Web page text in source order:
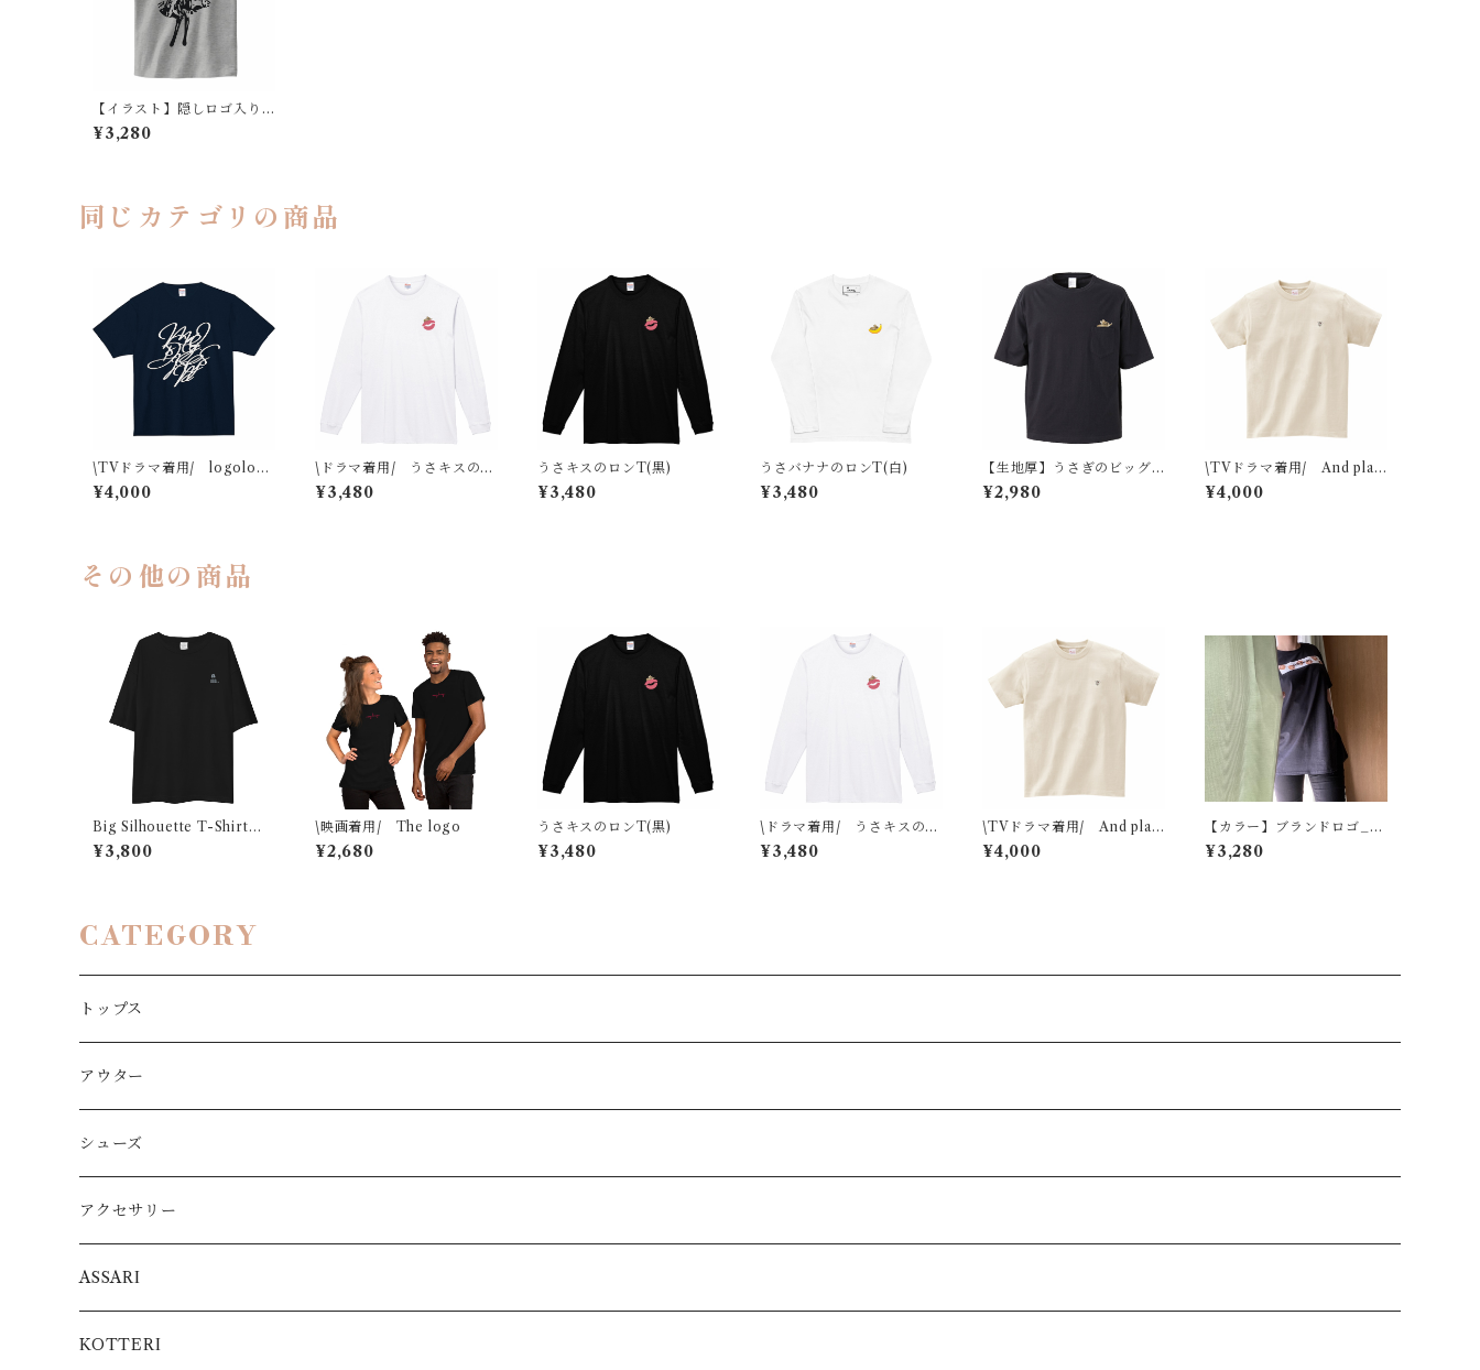
【イラスト】隠しロゴ入り
バニーさん（グレー）
¥3,280
同じカテゴリの商品
\TVドラマ着用/ logolog
o
¥4,000
\ドラマ着用/ うさキスのロ
ンT(白)
¥3,480
うさキスのロンT(黒)
¥3,480
うさバナナのロンT(白)
¥3,480
【生地厚】うさぎのビッグ
シルエットTシャツ黒（ポケ
ット付）
¥2,980
\TVドラマ着用/ And play
like a rabbit
¥4,000
その他の商品
Big Silhouette T-Shirt
（m.シリーズ）
¥3,800
\映画着用/ The logo
¥2,680
うさキスのロンT(黒)
¥3,480
\ドラマ着用/ うさキスのロ
ンT(白)
¥3,480
\TVドラマ着用/ And play
like a rabbit
¥4,000
【カラー】ブランドロゴ_た
れ耳うさぎver
¥3,280
CATEGORY
トップス
アウター
シューズ
アクセサリー
ASSARI
KOTTERI